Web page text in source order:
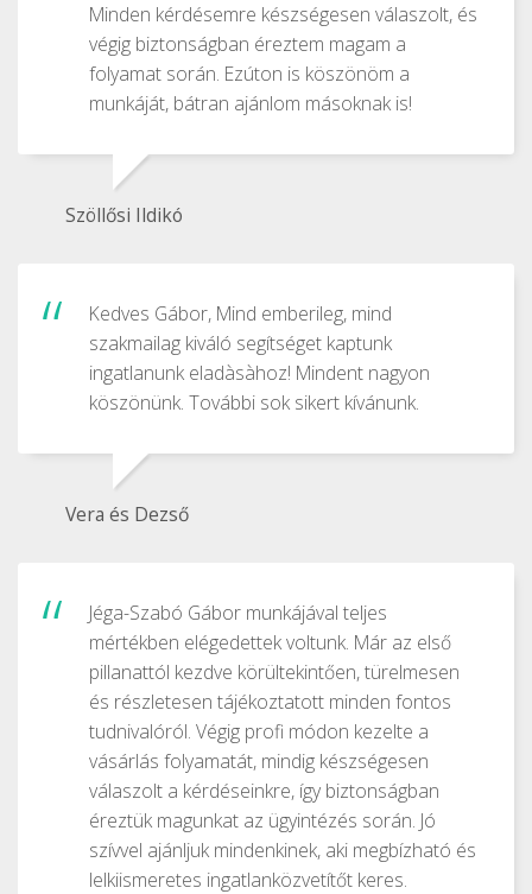
Minden kérdésemre készségesen válaszolt, és
végig biztonságban éreztem magam a
folyamat során. Ezúton is köszönöm a
munkáját, bátran ajánlom másoknak is!
Szöllősi Ildikó
Kedves Gábor, Mind emberileg, mind
szakmailag kiváló segítséget kaptunk
ingatlanunk eladàsàhoz! Mindent nagyon
köszönünk. További sok sikert kívánunk.
Vera és Dezső
Jéga-Szabó Gábor munkájával teljes
mértékben elégedettek voltunk. Már az első
pillanattól kezdve körültekintően, türelmesen
és részletesen tájékoztatott minden fontos
tudnivalóról. Végig profi módon kezelte a
vásárlás folyamatát, mindig készségesen
válaszolt a kérdéseinkre, így biztonságban
éreztük magunkat az ügyintézés során. Jó
szívvel ajánljuk mindenkinek, aki megbízható és
lelkiismeretes ingatlanközvetítőt keres.